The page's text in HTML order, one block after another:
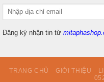
Đăng ký nhận tin từ
TRANG CHỦ GIỚI THIỆU